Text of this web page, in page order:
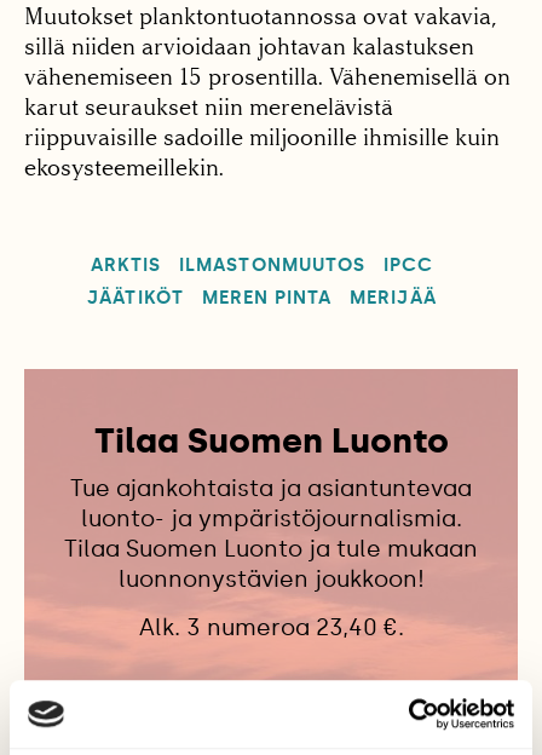
Muutokset planktontuotannossa ovat vakavia,
sillä niiden arvioidaan johtavan kalastuksen
vähenemiseen 15 prosentilla. Vähenemisellä on
karut seuraukset niin merenelävistä
riippuvaisille sadoille miljoonille ihmisille kuin
ekosysteemeillekin.
ARKTIS ILMASTONMUUTOS
IPCC
JÄÄTIKÖT
MEREN PINTA MERIJÄÄ
Tilaa Suomen Luonto
Tue ajankohtaista ja asiantuntevaa
luonto- ja ympäristöjournalismia.
Tilaa Suomen Luonto ja tule mukaan
luonnonystävien joukkoon!
Alk. 3 numeroa 23,40 €.